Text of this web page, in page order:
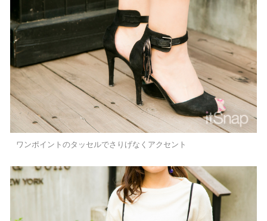
ワンポイントのタッセルでさりげなくアクセント